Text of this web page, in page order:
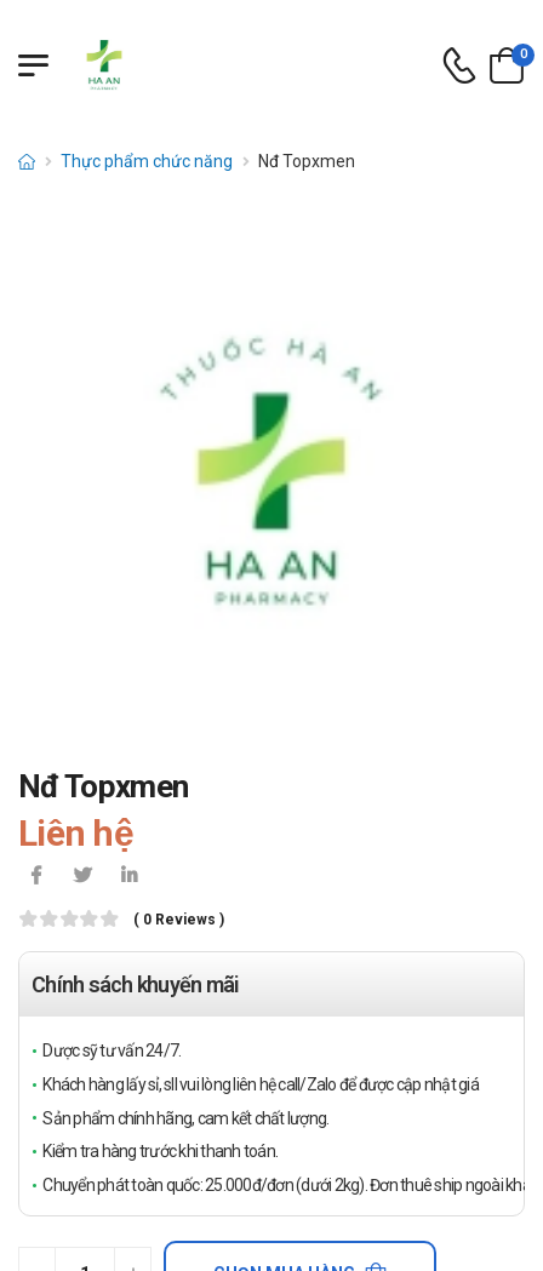
0
Thực phẩm chức năng Nđ Topxmen
Nđ Topxmen
Liên hệ
( 0 Reviews )
Chính sách khuyến mãi
Dược sỹ tư vấn 24/7.
Khách hàng lấy sỉ, sll vui lòng liên hệ call/Zalo để được cập nhật giá
Sản phẩm chính hãng, cam kết chất lượng.
Kiểm tra hàng trước khi thanh toán.
Chuyển phát toàn quốc: 25.000đ/đơn (dưới 2kg). Đơn thuê ship ngoài